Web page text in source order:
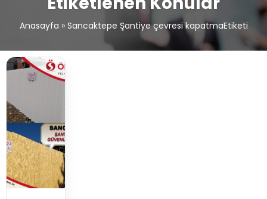
Anasayfa » Sancaktepe Şantiye çevresi kapatmaEtiketi